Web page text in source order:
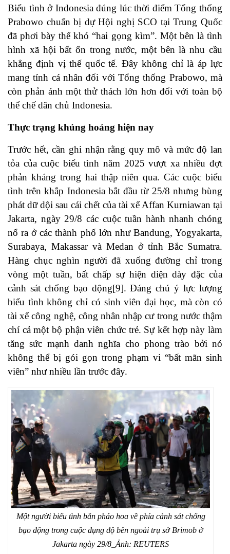
Biểu tình ở Indonesia đúng lúc thời điểm Tổng thống
Prabowo chuẩn bị dự Hội nghị SCO tại Trung Quốc
đã phơi bày thế khó “hai gọng kìm”. Một bên là tình
hình xã hội bất ổn trong nước, một bên là nhu cầu
khẳng định vị thế quốc tế. Đây không chỉ là áp lực
mang tính cá nhân đối với Tổng thống Prabowo, mà
còn phản ánh một thử thách lớn hơn đối với toàn bộ
thể chế dân chủ Indonesia.
Thực trạng khủng hoảng hiện nay
Trước hết, cần ghi nhận rằng quy mô và mức độ lan
tỏa của cuộc biểu tình năm 2025 vượt xa nhiều đợt
phản kháng trong hai thập niên qua. Các cuộc biểu
tình trên khắp Indonesia bắt đầu từ 25/8 nhưng bùng
phát dữ dội sau cái chết của tài xế Affan Kurniawan tại
Jakarta, ngày 29/8 các cuộc tuần hành nhanh chóng
nổ ra ở các thành phố lớn như Bandung, Yogyakarta,
Surabaya, Makassar và Medan ở tỉnh Bắc Sumatra.
Hàng chục nghìn người đã xuống đường chỉ trong
vòng một tuần, bất chấp sự hiện diện dày đặc của
cảnh sát chống bạo động[9]. Đáng chú ý lực lượng
biểu tình không chỉ có sinh viên đại học, mà còn có
tài xế công nghệ, công nhân nhập cư trong nước thậm
chí cả một bộ phận viên chức trẻ. Sự kết hợp này làm
tăng sức mạnh danh nghĩa cho phong trào bởi nó
không thể bị gói gọn trong phạm vi “bất mãn sinh
viên” như nhiều lần trước đây.
Một người biểu tình bắn pháo hoa về phía cảnh sát chống
bạo động trong cuộc đụng độ bên ngoài trụ sở Brimob ở
Jakarta ngày 29/8_Ảnh: REUTERS